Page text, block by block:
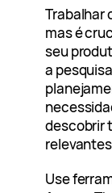
Trabalhar
mas é
seu
a
descobrir
Use